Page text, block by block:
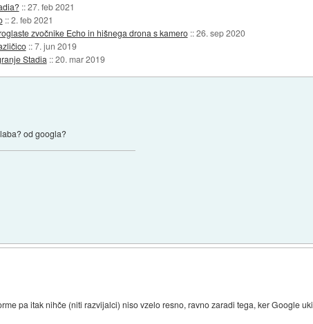
::27. feb 2021
::2. feb 2021
zvočnike Echo in hišnega drona s kamero ::26. sep 2020
::7. jun 2019
Stadia ::20. mar 2019
od googla?
pa itak nihče (niti razvijalci) niso vzelo resno, ravno zaradi tega, ker Google